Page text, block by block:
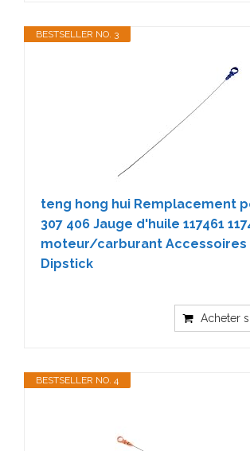
BESTSELLER NO. 3
teng hong hui Remplacement
307 406 Jauge d'huile 117461
moteur/carburant Accessoires
Dipstick
Acheter
BESTSELLER NO. 4